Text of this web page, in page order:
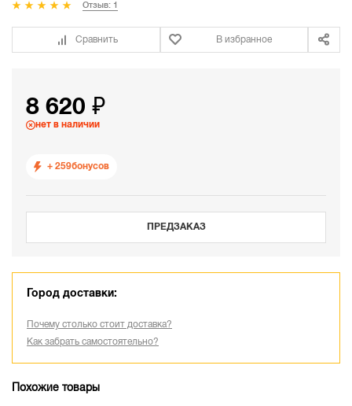
Отзыв: 1
Сравнить В избранное
8 620 ₽
нет в наличии
+ 259бонусов
ПРЕДЗАКАЗ
Город доставки:
Почему столько стоит доставка?
Как забрать самостоятельно?
Похожие товары